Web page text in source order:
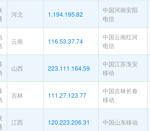
河北 1.194.195.82
中国河南安阳
电信
云南 116.53.37.74
中国云南红河
电信
山西 223.111.164.59
中国江苏淮安
移动
吉林 111.27.123.77
中国吉林长春
移动
江西 120.223.206.31 中国山东移动